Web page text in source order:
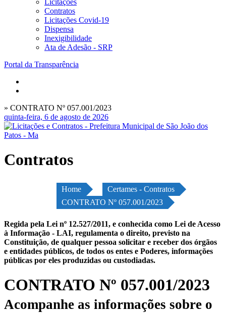
Licitações
Contratos
Licitações Covid-19
Dispensa
Inexigibilidade
Ata de Adesão - SRP
Portal da Transparência
» CONTRATO Nº 057.001/2023
quinta-feira, 6 de agosto de 2026
Contratos
Home
Certames - Contratos
CONTRATO Nº 057.001/2023
Regida pela Lei nº 12.527/2011, e conhecida como Lei de Acesso
à Informação - LAI, regulamenta o direito, previsto na
Constituição, de qualquer pessoa solicitar e receber dos órgãos
e entidades públicos, de todos os entes e Poderes, informações
públicas por eles produzidas ou custodiadas.
CONTRATO Nº 057.001/2023
Acompanhe as informações sobre o